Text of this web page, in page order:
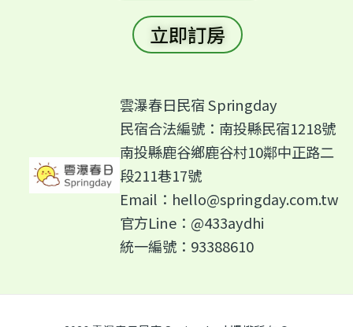
立即訂房
雲瀑春日民宿 Springday
民宿合法編號：南投縣民宿1218號
南投縣鹿谷鄉鹿谷村10鄰中正路二
段211巷17號
Email： hello@springday.com.tw
官方Line：@433aydhi
統一編號：93388610